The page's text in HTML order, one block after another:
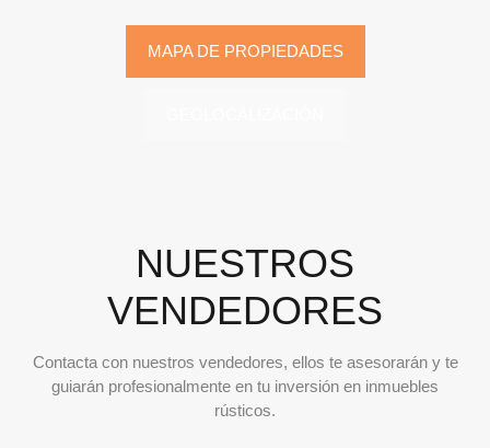
MAPA DE PROPIEDADES
NUESTROS
VENDEDORES
Contacta con nuestros vendedores, ellos te asesorarán y te
guiarán profesionalmente en tu inversión en inmuebles
rústicos.